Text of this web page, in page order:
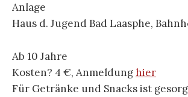
Anlage
Haus d. Jugend Bad Laasphe,
Ab 10 Jahre
Kosten? 4 €, Anmeldunghier
Für Getränke und Snacks ist